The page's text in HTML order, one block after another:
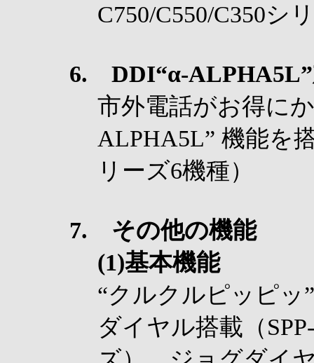
C750/C550/C350シ
6. DDI“α-
市外電話がお得に
ALPHA5L” 機能を
リーズ6機種）
7. その他の機能
(1)基本機能
“クルクルピッピッ
ダイヤル搭載（